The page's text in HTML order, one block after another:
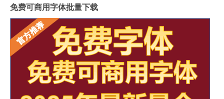
免费可商用字体批量下载